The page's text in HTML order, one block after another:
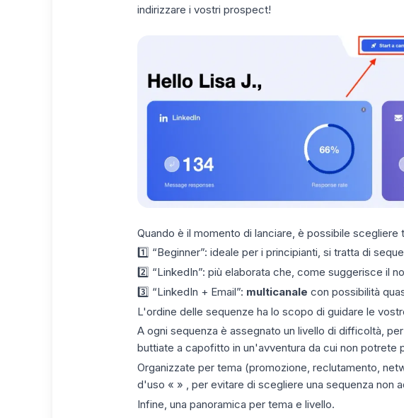
indirizzare i vostri prospect!
Quando è il momento di lanciare, è possibile scegliere
1️⃣ “Beginner”: ideale per i principianti, si tratta di
2️⃣ “LinkedIn”: più elaborata che, come suggerisce il
3️⃣ “LinkedIn + Email”: multicanale con possibilità
L'ordine delle sequenze ha lo scopo di guidare le
A ogni sequenza è assegnato un livello di difficoltà,
buttiate a capofitto in un'avventura da cui non potrete
Organizzate per tema (promozione, reclutamento,
d'uso « » , per evitare di scegliere una sequenza non
Infine, una panoramica per tema e livello.